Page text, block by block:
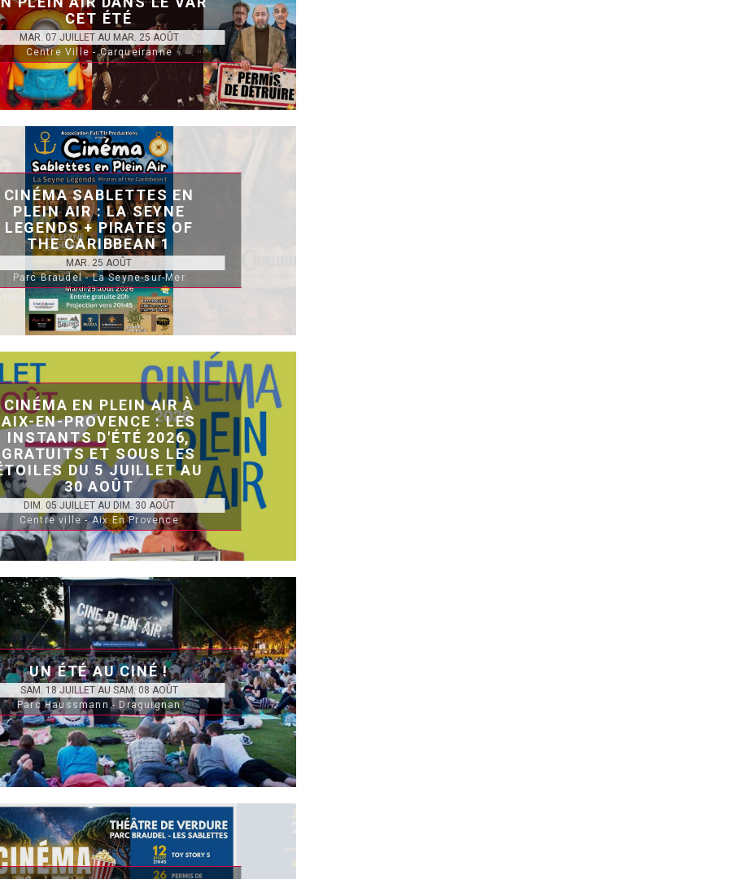
CET ÉTÉ
MAR. 07 JUILLET AU MAR. 25 AOÛT
Centre Ville - Carqueiranne
CINÉMA SABLETTES EN
PLEIN AIR : LA SEYNE
LEGENDS + PIRATES OF
THE CARIBBEAN 1
MAR. 25 AOÛT
Parc Braudel - La Seyne-sur-Mer
CINÉMA EN PLEIN AIR À
AIX-EN-PROVENCE : LES
INSTANTS D'ÉTÉ 2026,
GRATUITS ET SOUS LES
DU 5 JUILLET AU
30 AOÛT
DIM. 05 JUILLET AU DIM. 30 AOÛT
Centre ville - Aix En Provence
UN ÉTÉ AU CINÉ !
SAM. 18 JUILLET AU SAM. 08 AOÛT
Parc Haussmann - Draguignan